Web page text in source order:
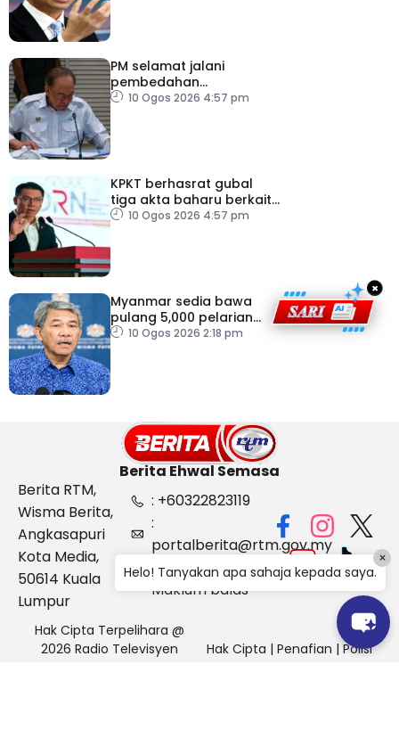
PM selamat jalani
pembedahan
laparoskopi rawat hernia
10 Ogos 2026 4:57 pm
KPKT berhasrat gubal
tiga akta baharu berkait
perumahan
10 Ogos 2026 4:57 pm
Myanmar sedia bawa
pulang 5,000 pelarian
guna kapal
10 Ogos 2026 2:18 pm
×
Berita Ehwal Semasa
Berita RTM,
Wisma Berita,
Angkasapuri
Kota Media,
50614 Kuala
Lumpur
: +60322823119
:
portalberita@rtm.gov.my
: Aduan &
Maklum balas
Hak Cipta Terpelihara @
2026 Radio Televisyen
Hak Cipta | Penafian | Polisi
Helo! Tanyakan apa sahaja kepada saya.
×